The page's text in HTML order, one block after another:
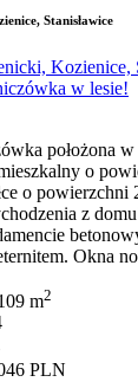
Stanisławice
położona
o
o powierzchni
z
Okna
m2
PLN